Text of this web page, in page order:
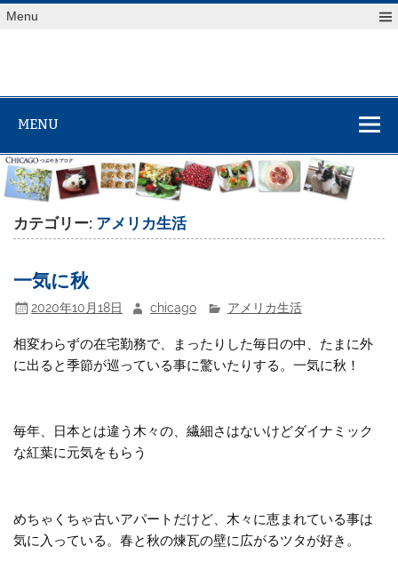
Skip
toMenu
MENU
カテゴリー: アメリカ生活
一気に秋
2020年10月18日 chicago アメリカ生活
相変わらずの在宅勤務で、まったりした毎日の中、たまに外
に出ると季節が巡っている事に驚いたりする。一気に秋！
毎年、日本とは違う木々の、繊細さはないけどダイナミック
な紅葉に元気をもらう
めちゃくちゃ古いアパートだけど、木々に恵まれている事は
気に入っている。春と秋の煉瓦の壁に広がるツタが好き。